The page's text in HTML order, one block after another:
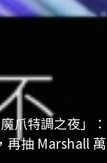
爪特調之夜」
再抽 Marshall